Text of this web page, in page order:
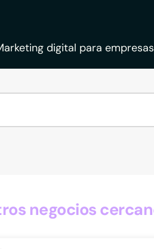
digital para empresas
negocios